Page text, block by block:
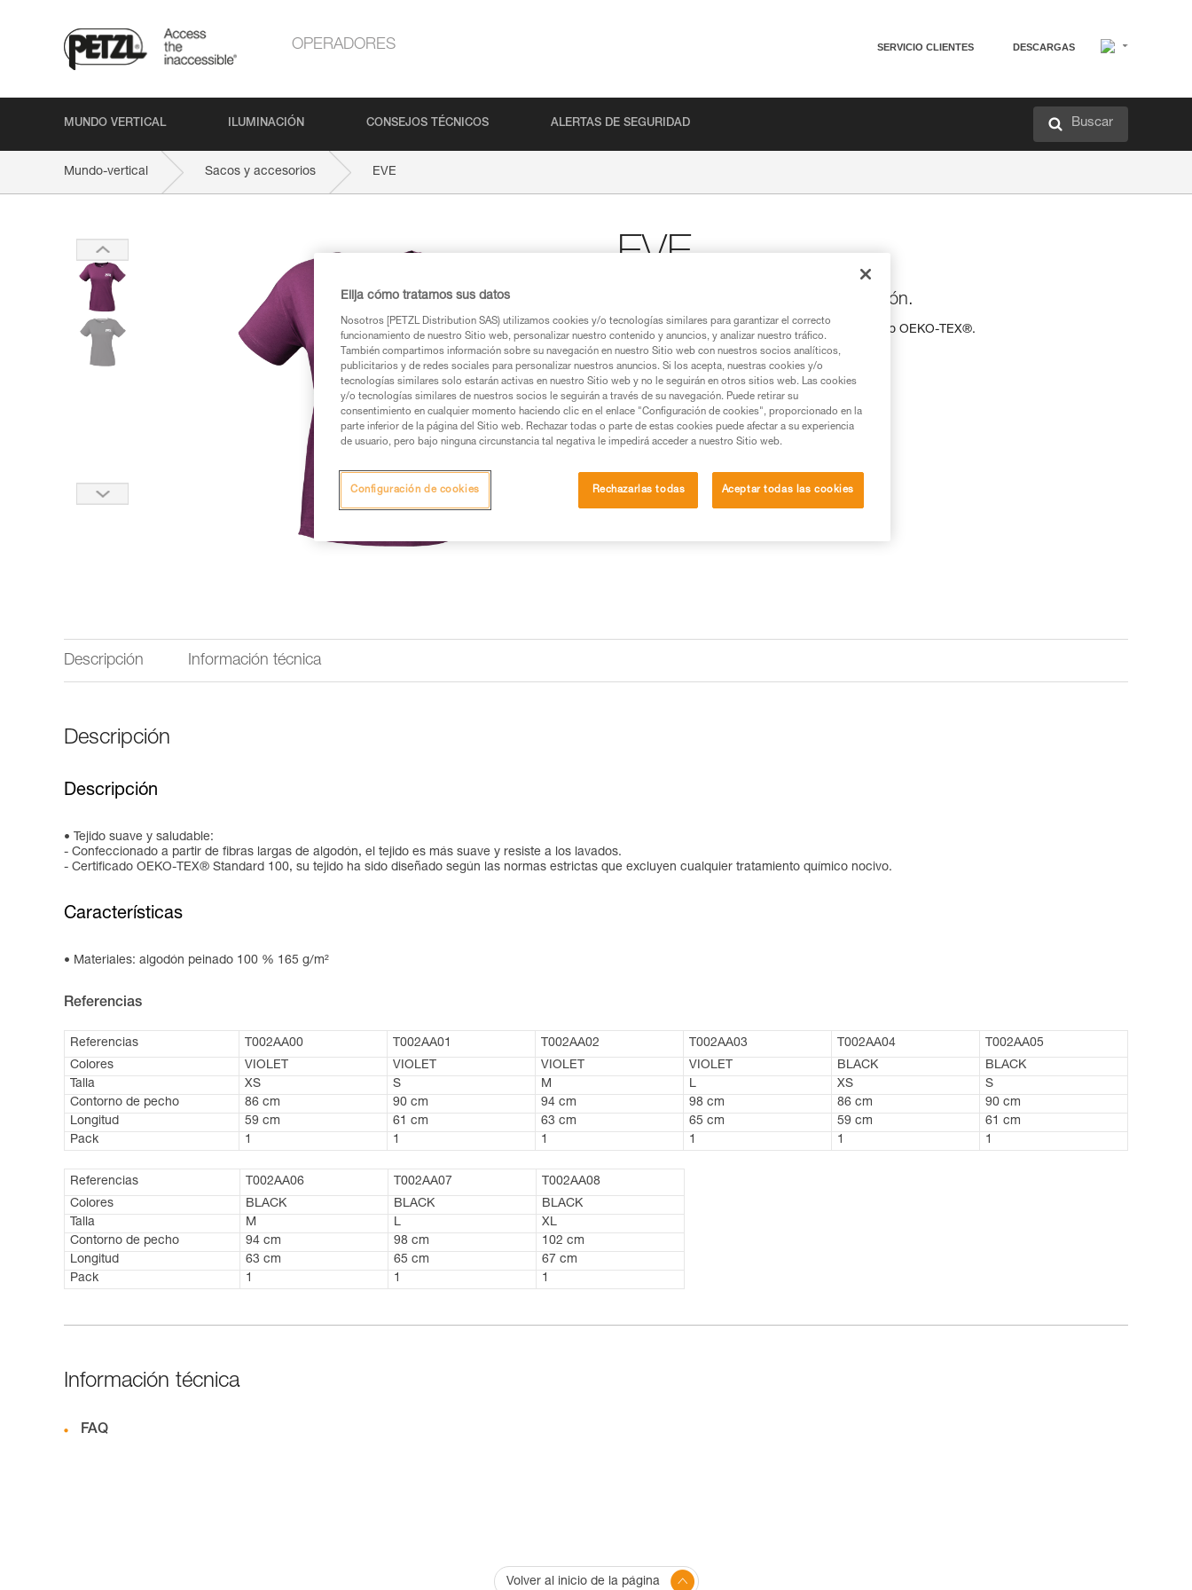
OPERADORES SERVICIO CLIENTES DESCARGAS
MUNDO VERTICAL ILUMINACIÓN CONSEJOS TÉCNICOS ALERTAS DE SEGURIDAD Buscar
Mundo-vertical Sacos y accesorios EVE
EVE
Camiseta Petzl para mujer de algodón.
Camiseta Petzl para mujer de algodón certificado OEKO-TEX®.
Buscar un punto de venta
Descripción Información técnica
Descripción
Descripción
Tejido suave y saludable:
- Confeccionado a partir de fibras largas de algodón, el tejido es más suave y resiste a los lavados.
- Certificado OEKO-TEX® Standard 100, su tejido ha sido diseñado según las normas estrictas que excluyen cualquier tratamiento químico nocivo.
Características
Materiales: algodón peinado 100 % 165 g/m²
Referencias
Referencias T002AA00 T002AA01 T002AA02 T002AA03 T002AA04
T002AA05
Colores
VIOLET VIOLET VIOLET VIOLET BLACK
BLACK
Talla
XS S M L XS
S
Contorno de pecho
86 cm 90 cm 94 cm 98 cm 86 cm
90 cm
Longitud
59 cm 61 cm 63 cm 65 cm 59 cm
61 cm
Pack
1 1 1 1 1 1
Referencias T002AA06 T002AA07
T002AA08
Colores
BLACK BLACK
BLACK
Talla
M L
XL
Contorno de pecho
94 cm 98 cm
102 cm
Longitud
63 cm 65 cm
67 cm
Pack
1 1 1
Información técnica
FAQ
Volver al inicio de la página
Elija cómo tratamos sus datos
Nosotros [PETZL Distribution SAS) utilizamos cookies y/o tecnologías similares para garantizar el correcto
funcionamiento de nuestro Sitio web, personalizar nuestro contenido y anuncios, y analizar nuestro tráfico.
También compartimos información sobre su navegación en nuestro Sitio web con nuestros socios analíticos,
publicitarios y de redes sociales para personalizar nuestros anuncios. Si los acepta, nuestras cookies y/o
tecnologías similares solo estarán activas en nuestro Sitio web y no le seguirán en otros sitios web. Las cookies
y/o tecnologías similares de nuestros socios le seguirán a través de su navegación. Puede retirar su
consentimiento en cualquier momento haciendo clic en el enlace "Configuración de cookies", proporcionado en la
parte inferior de la página del Sitio web. Rechazar todas o parte de estas cookies puede afectar a su experiencia
de usuario, pero bajo ninguna circunstancia tal negativa le impedirá acceder a nuestro Sitio web.
Rechazarlas todas Aceptar todas las cookies
Configuración de cookies